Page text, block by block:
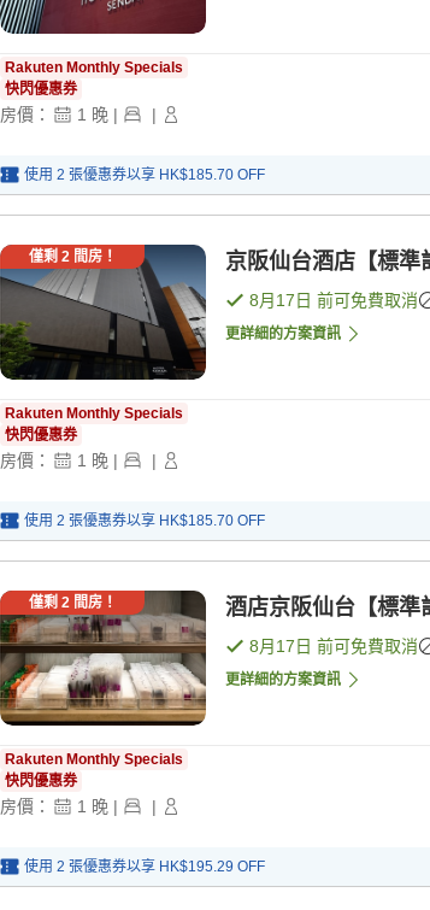
Rakuten Monthly Specials
快閃優惠券
房價： 1 晚 | |
使用 2 張優惠券以享 HK$185.70 OFF
僅剩 2間房！ 京阪仙台酒店【標準
8月17日 前可免費取消
更詳細的方案資訊
Rakuten Monthly Specials
快閃優惠券
房價： 1 晚 | |
使用 2 張優惠券以享 HK$185.70 OFF
僅剩 2間房！ 酒店京阪仙台【標準
8月17日 前可免費取消
更詳細的方案資訊
Rakuten Monthly Specials
快閃優惠券
房價： 1 晚 | |
使用 2 張優惠券以享 HK$195.29 OFF